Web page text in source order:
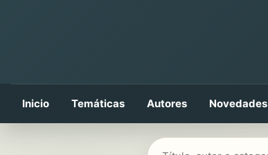
Inicio Temáticas Autores Novedades
Buscar libros